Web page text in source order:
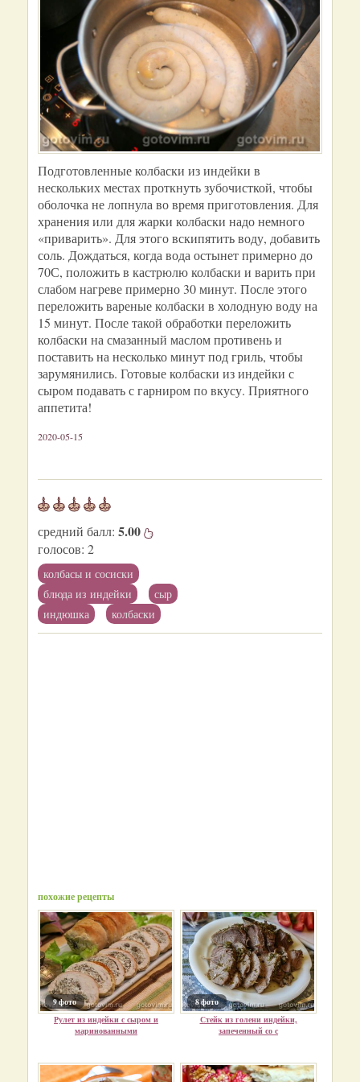
Подготовленные колбаски из индейки в
нескольких местах проткнуть зубочисткой, чтобы
оболочка не лопнула во время приготовления. Для
хранения или для жарки колбаски надо немного
«приварить». Для этого вскипятить воду, добавить
соль. Дождаться, когда вода остынет примерно до
70С, положить в кастрюлю колбаски и варить при
слабом нагреве примерно 30 минут. После этого
переложить вареные колбаски в холодную воду на
15 минут. После такой обработки переложить
колбаски на смазанный маслом противень и
поставить на несколько минут под гриль, чтобы
зарумянились. Готовые колбаски из индейки с
сыром подавать с гарниром по вкусу. Приятного
аппетита!
2020-05-15
средний балл: 5.00
голосов: 2
колбасы и сосиски
блюда из индейки
сыр
индюшка
колбаски
похожие рецепты
9 фото
Рулет из индейки с сыром и
маринованными
8 фото
Стейк из голени индейки,
запеченный со с